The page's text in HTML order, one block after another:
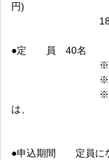
円)
18歳未満(保
●定 員 40名
※JR福井駅か
※定員になり
※集合場所・
は、
申込受付後、
●申込期間 定員にな